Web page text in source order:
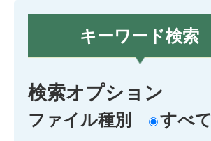
キーワード検索
検索オプション
ファイル種別 すべて